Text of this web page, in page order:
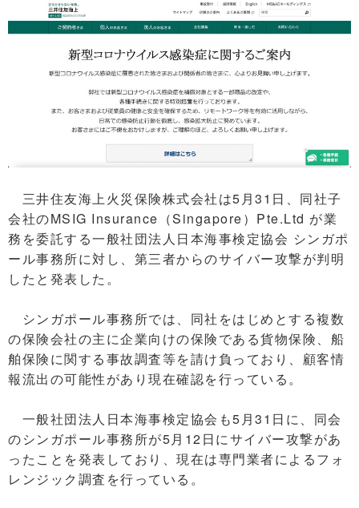
三井住友海上火災保険株式会社は5月31日、同社子
会社のMSIG Insurance（Singapore）Pte.Ltd が業
務を委託する一般社団法人日本海事検定協会 シンガポ
ール事務所に対し、第三者からのサイバー攻撃が判明
したと発表した。
シンガポール事務所では、同社をはじめとする複数
の保険会社の主に企業向けの保険である貨物保険、船
舶保険に関する事故調査等を請け負っており、顧客情
報流出の可能性があり現在確認を行っている。
一般社団法人日本海事検定協会も5月31日に、同会
のシンガポール事務所が5月12日にサイバー攻撃があ
ったことを発表しており、現在は専門業者によるフォ
レンジック調査を行っている。